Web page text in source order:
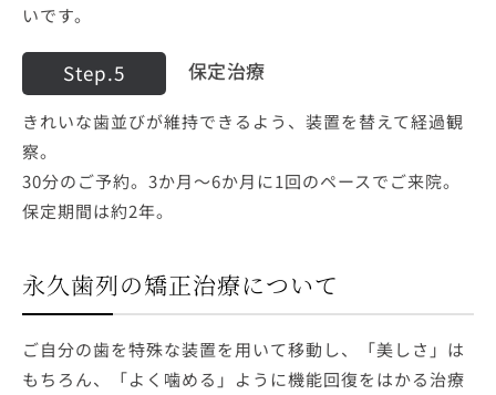
いです。
Step.5 保定治療
きれいな歯並びが維持できるよう、装置を替えて経過観
察。
30分のご予約。3か月～6か月に1回のペースでご来院。
保定期間は約2年。
永久歯列の矯正治療について
ご自分の歯を特殊な装置を用いて移動し、「美しさ」は
もちろん、「よく噛める」ように機能回復をはかる治療